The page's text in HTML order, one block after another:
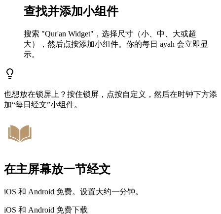
查找并添加小组件
搜索 "Qur'an Widget"，选择尺寸（小、中、大或超
大），然后点按添加小组件。你的每日 ayah 会立即显
示。
也想放在锁屏上？按住锁屏，点按自定义，然后在时钟下方添
加“每日经文”小组件。
在主屏幕放一节经文
iOS 和 Android 免费。设置大约一分钟。
iOS 和 Android 免费下载